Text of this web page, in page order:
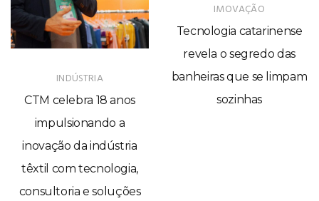
INDÚSTRIA
CTM celebra 18 anos
impulsionando a
inovação da indústria
têxtil com tecnologia,
consultoria e soluções
IMOVAÇÃO
Tecnologia catarinense
revela o segredo das
banheiras que se limpam
sozinhas